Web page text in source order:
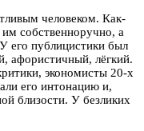
человеком. Как-
собственноручно, а
его публицистики был
афористичный, лёгкий.
экономисты 20-х
его интонацию и,
близости. У безликих